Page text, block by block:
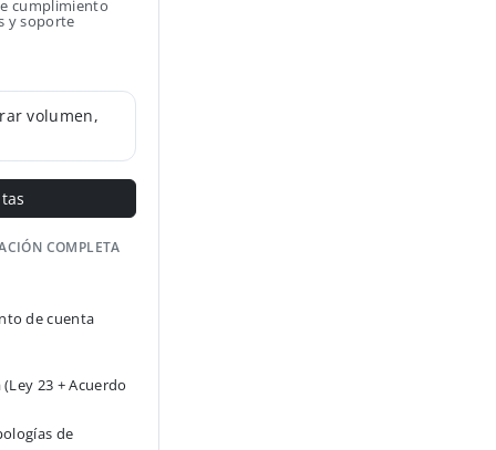
cumplimiento
y soporte
volumen,
COMPLETA
de cuenta
23 + Acuerdo
de